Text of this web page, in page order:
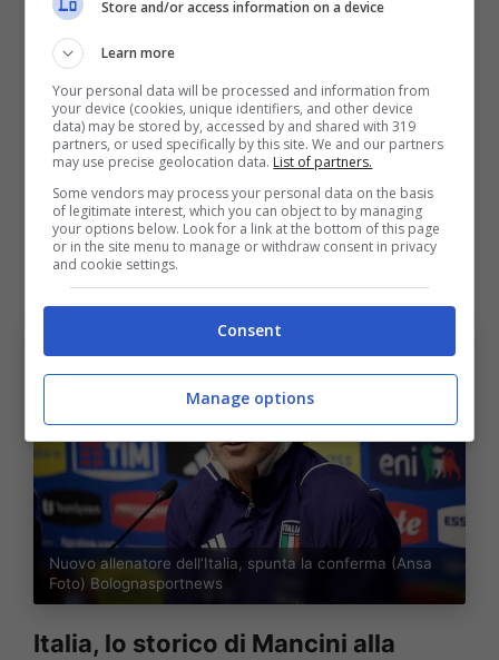
soltanto di formalitàquindi toccherà a
Roberto fare questo passaggio che devo
dire la verità lui in passato aveva accennato a
iniziare. Forse per questo Malagò ha deciso
di puntare su di lui per il futuro della
Nazionale sempre Malagò diventi presidente
e sempre che appunto tutto venga portato
poi alle firme”.
Nuovo allenatore dell’Italia, spunta la conferma (Ansa
Foto) Bolognasportnews
Italia, lo storico di Mancini alla
Store and/or access information on a device
Learn more
Your personal data will be processed and information from
your device (cookies, unique identifiers, and other device
data) may be stored by, accessed by and shared with 319
partners, or used specifically by this site. We and our partners
may use precise geolocation data. List of partners.
Some vendors may process your personal data on the basis
of legitimate interest, which you can object to by managing
your options below. Look for a link at the bottom of this page
or in the site menu to manage or withdraw consent in privacy
and cookie settings.
Consent
Manage options